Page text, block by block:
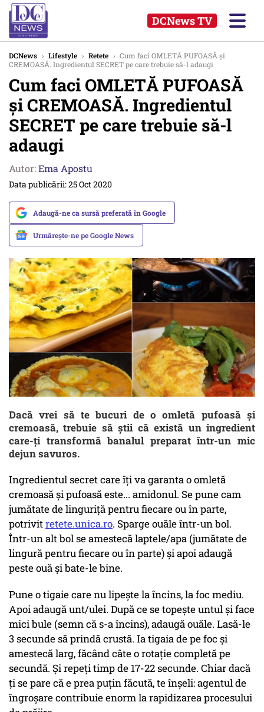
DCNews TV
DCNews › Lifestyle › Retete › Cum faci OMLETĂ PUFOASĂ și
CREMOASĂ. Ingredientul SECRET pe care trebuie să-l adaugi
Cum faci OMLETĂ PUFOASĂ
și CREMOASĂ. Ingredientul
SECRET pe care trebuie să-l
adaugi
Autor:Ema Apostu
Data publicării: 25 Oct 2020
Adaugă-ne ca sursă preferată în Google
Urmărește-ne pe Google News
Dacă vrei să te bucuri de o omletă pufoasă și
cremoasă, trebuie să știi că există un ingredient
care-ți transformă banalul preparat într-un mic
dejun savuros.
Ingredientul secret care îți va garanta o omletă
cremoasă și pufoasă este... amidonul. Se pune cam
jumătate de linguriță pentru fiecare ou în parte,
potrivitretete.unica.ro. Sparge ouăle într-un bol.
Într-un alt bol se amestecă laptele/apa (jumătate de
lingură pentru fiecare ou în parte) și apoi adaugă
peste ouă și bate-le bine.
Pune o tigaie care nu lipește la încins, la foc mediu.
Apoi adaugă unt/ulei. După ce se topește untul și face
mici bule (semn că s-a încins), adaugă ouăle. Lasă-le
3 secunde să prindă crustă. Ia tigaia de pe foc și
amestecă larg, făcând câte o rotație completă pe
secundă. Și repeți timp de 17-22 secunde. Chiar dacă
ți se pare că e prea puțin făcută, te înșeli: agentul de
îngroșare contribuie enorm la rapidizarea procesului